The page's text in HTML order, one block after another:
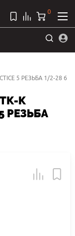
0
5 РЕЗЬБА 1/2-28 6
К
РЕЗЬБА